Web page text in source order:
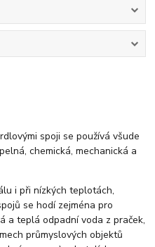
spoji se používá všude
chemická, mechanická a
i při nízkých teplotách,
se hodí zejména pro
a teplá odpadní voda z praček,
průmyslových objektů